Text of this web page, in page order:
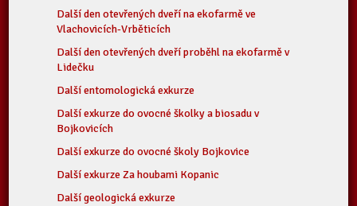
Další den otevřených dveří na ekofarmě ve
Vlachovicích-Vrběticích
Další den otevřených dveří proběhl na ekofarmě v
Lidečku
Další entomologická exkurze
Další exkurze do ovocné školky a biosadu v
Bojkovicích
Další exkurze do ovocné školy Bojkovice
Další exkurze Za houbami Kopanic
Další geologická exkurze